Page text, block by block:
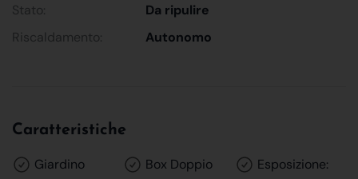
Stato:
Da ripulire
Riscaldamento:
Autonomo
Caratteristiche
Giardino
Box Doppio
Esposizione: